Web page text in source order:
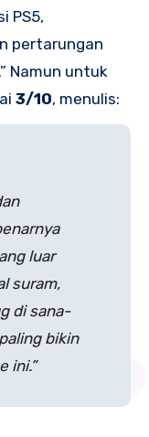
PS5,
pertarungan
Namun untuk
3/10, menulis:
luar
suram,
di sana-
bikin
ini.”